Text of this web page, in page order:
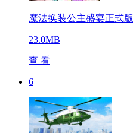
魔法换装公主盛宴正式版
23.0MB
查 看
6